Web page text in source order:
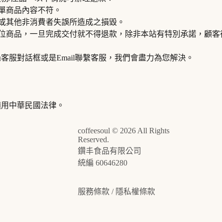
商品內容不符。
其他非消費者失誤所造成之損毀。
商品，一旦完成交付就不得退款，除非本站有特別承諾，顧
服對話框或是Email聯繫客服，我們會盡力為您解決。
中華民國法律。
coffeesoul © 2026 All Rights
Reserved.
鑽丰食品有限公司
統編 60646280
服務條款 / 隱私權條款